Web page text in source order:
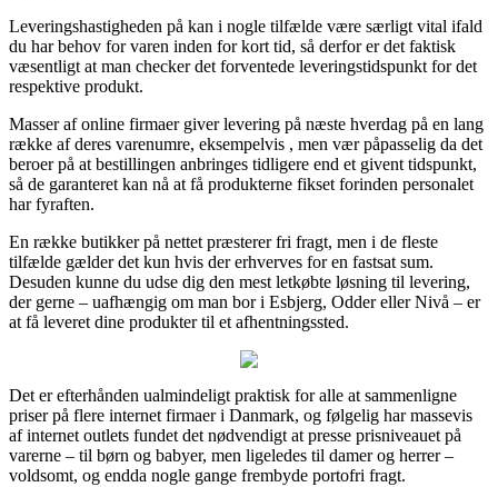
Leveringshastigheden på kan i nogle tilfælde være særligt vital ifald
du har behov for varen inden for kort tid, så derfor er det faktisk
væsentligt at man checker det forventede leveringstidspunkt for det
respektive produkt.
Masser af online firmaer giver levering på næste hverdag på en lang
række af deres varenumre, eksempelvis , men vær påpasselig da det
beroer på at bestillingen anbringes tidligere end et givent tidspunkt,
så de garanteret kan nå at få produkterne fikset forinden personalet
har fyraften.
En række butikker på nettet præsterer fri fragt, men i de fleste
tilfælde gælder det kun hvis der erhverves for en fastsat sum.
Desuden kunne du udse dig den mest letkøbte løsning til levering,
der gerne – uafhængig om man bor i Esbjerg, Odder eller Nivå – er
at få leveret dine produkter til et afhentningssted.
Det er efterhånden ualmindeligt praktisk for alle at sammenligne
priser på flere internet firmaer i Danmark, og følgelig har massevis
af internet outlets fundet det nødvendigt at presse prisniveauet på
varerne – til børn og babyer, men ligeledes til damer og herrer –
voldsomt, og endda nogle gange frembyde portofri fragt.